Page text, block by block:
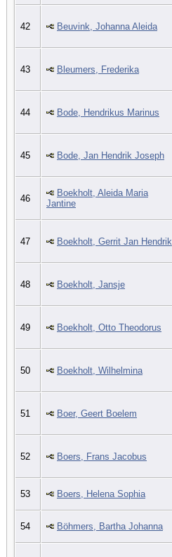
42 Beuvink, Johanna Aleida
43 Bleumers, Frederika
44 Bode, Hendrikus Marinus
45 Bode, Jan Hendrik Joseph
46
Boekholt, Aleida Maria
Jantine
47 Boekholt, Gerrit Jan Hendrik
48 Boekholt, Jansje
49 Boekholt, Otto Theodorus
50 Boekholt, Wilhelmina
51 Boer, Geert Boelem
52 Boers, Frans Jacobus
53 Boers, Helena Sophia
54 Böhmers, Bartha Johanna